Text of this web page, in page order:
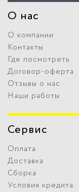
О нас
О компании
Контакты
Где посмотреть
Договор-оферта
Отзывы о нас
Наши работы
Сервис
Оплата
Доставка
Сборка
Условия кредита